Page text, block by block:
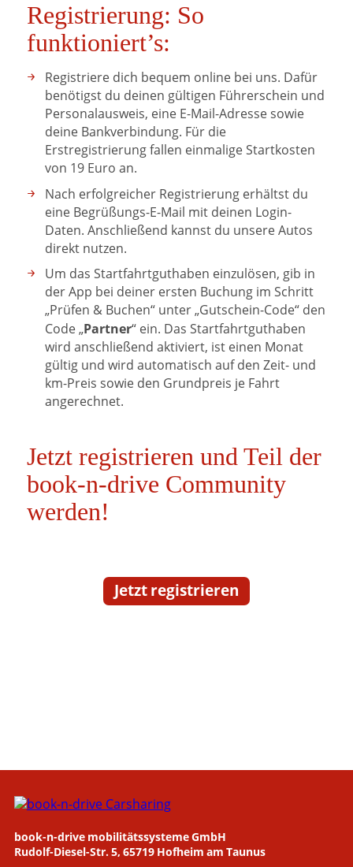
Registrierung: So
funktioniert’s:
Registriere dich bequem online bei uns. Dafür
benötigst du deinen gültigen Führerschein und
Personalausweis, eine E-Mail-Adresse sowie
deine Bankverbindung. Für die
Erstregistrierung fallen einmalige Startkosten
von 19 Euro an.
Nach erfolgreicher Registrierung erhältst du
eine Begrüßungs-E-Mail mit deinen Login-
Daten. Anschließend kannst du unsere Autos
direkt nutzen.
Um das Startfahrtguthaben einzulösen, gib in
der App bei deiner ersten Buchung im Schritt
„Prüfen & Buchen“ unter „Gutschein-Code“ den
Code „Partner“ ein. Das Startfahrtguthaben
wird anschließend aktiviert, ist einen Monat
gültig und wird automatisch auf den Zeit- und
km-Preis sowie den Grundpreis je Fahrt
angerechnet.
Jetzt registrieren und Teil der
book-n-drive Community
werden!
Jetzt registrieren
book-n-drive mobilitätssysteme GmbH
Rudolf-Diesel-Str. 5, 65719 Hofheim am Taunus